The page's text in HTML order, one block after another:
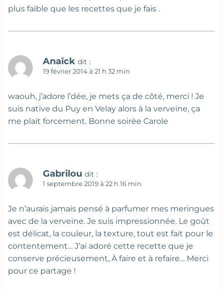
plus faible que les recettes que je fais .
Anaïck dit :
19 février 2014 à 21 h 32 min
waouh, j’adore l’dée, je mets ça de côté, merci ! Je
suis native du Puy en Velay alors à la verveine, ça
me plait forcement. Bonne soirée Carole
Gabrilou dit :
1 septembre 2019 à 22 h 16 min
Je n’aurais jamais pensé à parfumer mes meringues
avec de la verveine. Je suis impressionnée. Le goût
est délicat, la couleur, la texture, tout est fait pour le
contentement… J’ai adoré cette recette que je
conserve précieusement, À faire et à refaire… Merci
pour ce partage !